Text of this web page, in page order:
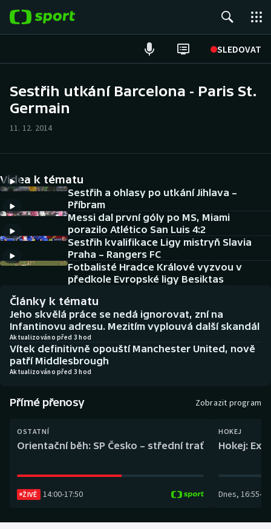
SLEDOVAT
Hokej
Cyklistika
DALŠÍ SPORTY
Americký fotbal
Baseball a softbal
Basketbal
Biatlon
Boby a skeleton
Box
Curling
NEPŘEHLÉDNĚTE
Historické návraty
Aplikace ČT sport
AZ kvíz
Sestřih utkání Barcelona - Paris St.
Germain
11. 12. 2014
Videa k tématu
Sestřih a ohlasy po utkání Jihlava –
Příbram
Messi dal první góly po MS, Miami
porazilo Atlético San Luis 4:2
Sestřih kvalifikace Ligy mistryň Slavia
Praha – Rangers FC
Fotbalisté Hradce Králové vyzvou v
předkole Evropské ligy Besiktas
Články k tématu
Jeho skvělá práce se nedá ignorovat, zní na
Infantinovu adresu. Mezitím vyplouvá další skandál
Aktualizováno před 3 hod
Vítek definitivně opouští Manchester United, nově
patří Middlesbrough
Aktualizováno před 3 hod
Přímé přenosy Zobrazit program
OSTATNÍ
Orientační běh: SP Česko – střední trať
ŽIVĚ 14:00-17:50
HOKEJ
Hokej:
Dnes, 16:55-